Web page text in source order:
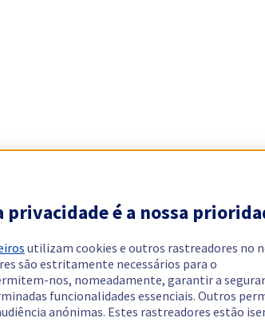
privacidade é a nossa
utilizam cookies e outros rastreadores no
são estritamente necessários para o
nos, nomeadamente, garantir a
funcionalidades essenciais. Outros
anónimas. Estes rastreadores estão